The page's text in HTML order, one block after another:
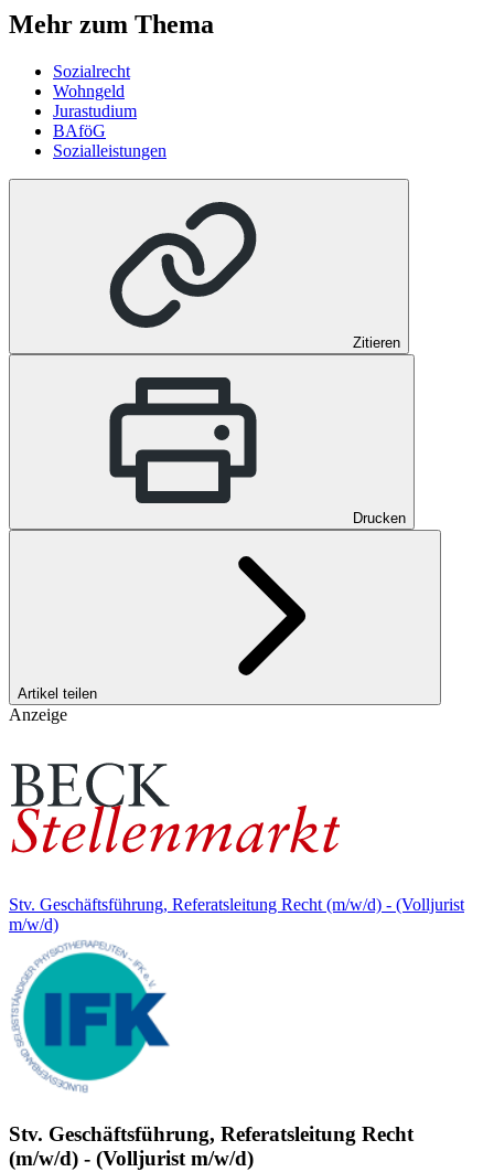
Mehr zum Thema
Sozialrecht
Wohngeld
Jurastudium
BAföG
Sozialleistungen
Zitieren
Drucken
Artikel teilen
Anzeige
Stv. Geschäftsführung, Referatsleitung Recht (m/w/d) - (Volljurist
m/w/d)
Stv. Geschäftsführung, Referatsleitung Recht
(m/w/d) - (Volljurist m/w/d)